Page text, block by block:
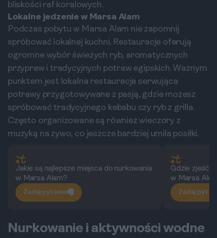
bliskości raf koralowych.
Lokalne jedzenie w Marsa Alam
Podczas pobytu w Marsa Alam nie zapomnij
spróbować lokalnej kuchni. Restauracje oferują
ogromne wybór świeżych ryb, aromatycznych
przypraw i tradycyjnych potraw egipskich. Ważnym
punktem jest lokalna restauracja serwująca
potrawy przygotowywane z pasją, gdzie możesz
spróbować tradycyjnego kebabu czy ryb z grilla.
Często organizowane są również wieczory z
muzyką na żywo, co jeszcze bardziej umila posiłki.
Jakie są najlepsze miejsca do nurkowania
w Marsa Alam?
Zadaj pytanie
Gdzie zjeść
w Marsa
Zadaj
Nurkowanie i aktywności wodne